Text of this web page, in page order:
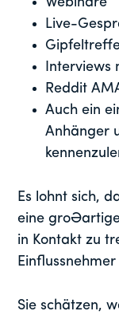
Live-
Interviews
Reddit
Auch ein
Anhänger
Es lohnt sich,
eine
in Kontakt zu
Sie schätzen,